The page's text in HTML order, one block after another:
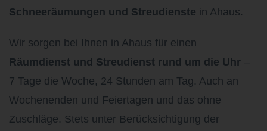
Schneeräumungen und Streudienste in Ahaus.
Wir sorgen bei Ihnen in Ahaus für einen
Räumdienst und Streudienst rund um die Uhr –
7 Tage die Woche, 24 Stunden am Tag. Auch an
Wochenenden und Feiertagen und das ohne
Zuschläge. Stets unter Berücksichtigung der